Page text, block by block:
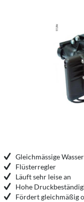
Gleichmässige
Flüsterregler
Läuft sehr leise an
Hohe
Fördert gleichmäßig